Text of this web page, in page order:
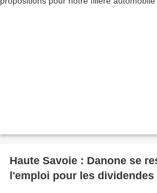
Haute Savoie : Danone se
l'emploi pour les dividendes